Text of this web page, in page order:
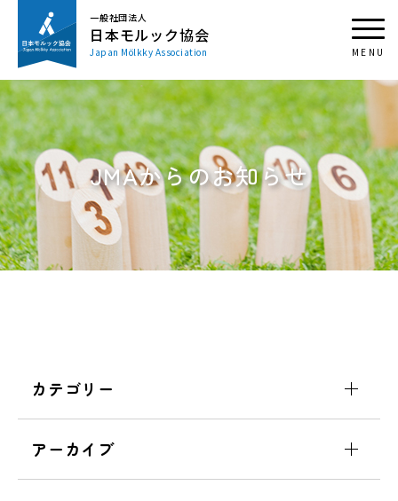
一般社団法人
日本モルック協会
Japan Mölkky Association
JMAからのお知らせ
カテゴリー
アーカイブ